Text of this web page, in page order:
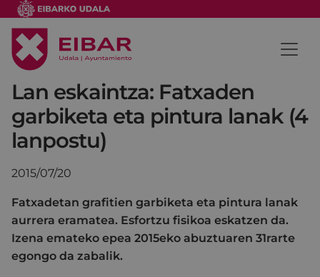
Lan eskaintza: Fatxaden
garbiketa eta pintura lanak (4
lanpostu)
2015/07/20
Fatxadetan grafitien garbiketa eta pintura lanak
aurrera eramatea. Esfortzu fisikoa eskatzen da.
Izena emateko epea 2015eko abuztuaren 31rarte
egongo da zabalik.